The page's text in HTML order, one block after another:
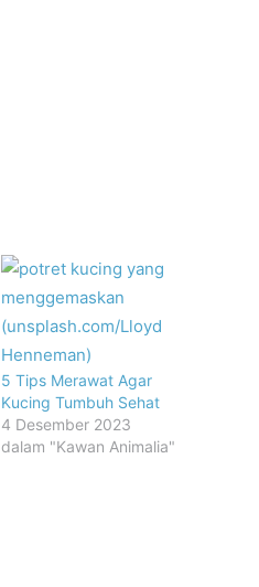
5 Tips Merawat Agar
Kucing Tumbuh Sehat
4 Desember 2023
dalam "Kawan Animalia"